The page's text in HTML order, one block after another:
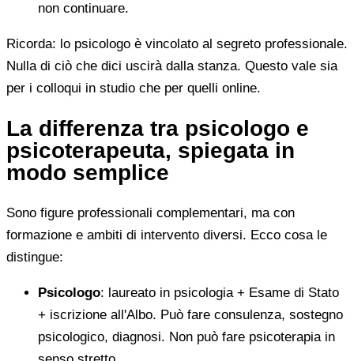
non continuare.
Ricorda: lo psicologo è vincolato al segreto professionale.
Nulla di ciò che dici uscirà dalla stanza. Questo vale sia
per i colloqui in studio che per quelli online.
La differenza tra psicologo e
psicoterapeuta, spiegata in
modo semplice
Sono figure professionali complementari, ma con
formazione e ambiti di intervento diversi. Ecco cosa le
distingue:
Psicologo: laureato in psicologia + Esame di Stato
+ iscrizione all'Albo. Può fare consulenza, sostegno
psicologico, diagnosi. Non può fare psicoterapia in